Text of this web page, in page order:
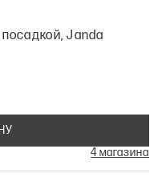
Janda
4 магазина